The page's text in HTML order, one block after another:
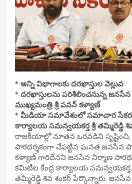
* అన్ని విభాగాలకు దరఖాస్తుల వెల్లువ
* దరఖాస్తులను పరిశీలించనున్న జనసేన
ముఖ్యమంత్రి శ్రీ పవన్ కళ్యాణ్
* మీడియా సమావేశంలో సమాచార సేకరణ
కార్యాలయ సమన్వయకర్త శ్రీ తమ్మిరెడ్డి
రాజకీయాల్లో నూతన ఒరవడిని సృష్టించి,
పారదర్శకంగా చేపట్టిన ఘనత జనసేన పార్టీ
కళ్యాణ్ గారిదేనని జనసేన నిర్మాణ
కమిటీల కేంద్ర కార్యాలయ సమన్వయకర్త,
తమ్మిరెడ్డి శివ శంకర్ పేర్కొన్నారు.